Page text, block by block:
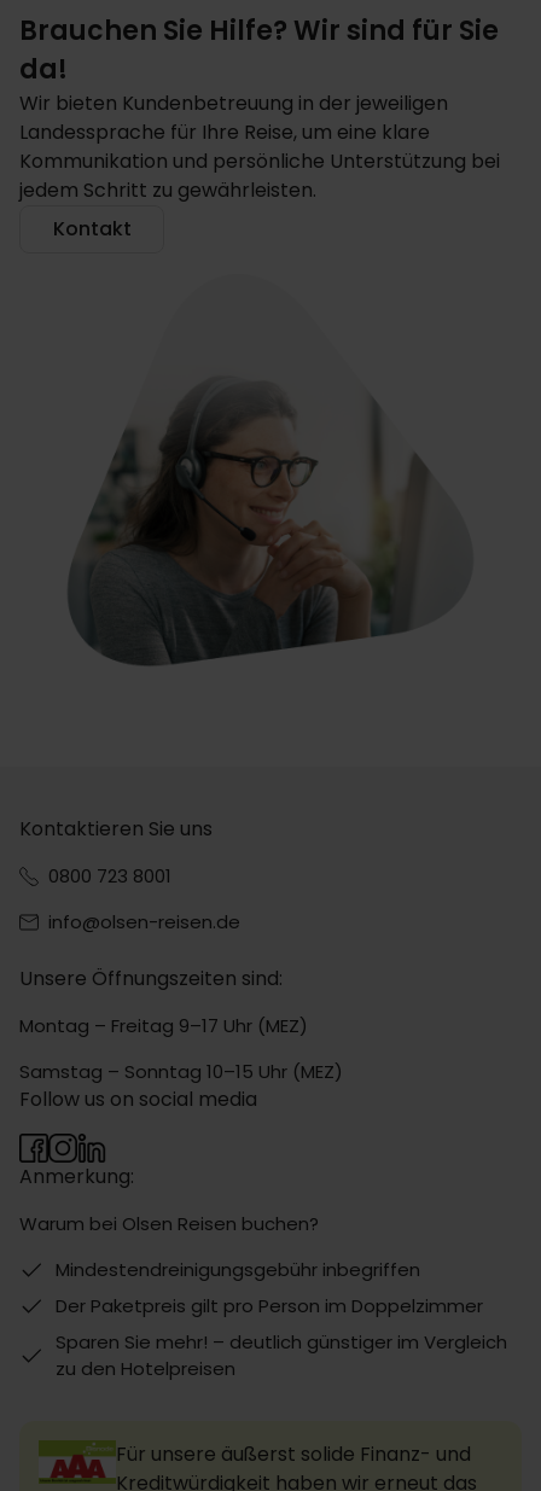
Brauchen Sie Hilfe? Wir sind für Sie
da!
Wir bieten Kundenbetreuung in der jeweiligen
Landessprache für Ihre Reise, um eine klare
Kommunikation und persönliche Unterstützung bei
jedem Schritt zu gewährleisten.
Kontakt
Kontaktieren Sie uns
0800 723 8001
info@olsen-reisen.de
Unsere Öffnungszeiten sind:
Montag – Freitag 9–17 Uhr (MEZ)
Samstag – Sonntag 10–15 Uhr (MEZ)
Anmerkung:
Warum bei Olsen Reisen buchen?
Mindestendreinigungsgebühr inbegriffen
Der Paketpreis gilt pro Person im Doppelzimmer
Sparen Sie mehr! – deutlich günstiger im Vergleich
zu den Hotelpreisen
Follow us on social media
Für unsere äußerst solide Finanz- und
Kreditwürdigkeit haben wir erneut das